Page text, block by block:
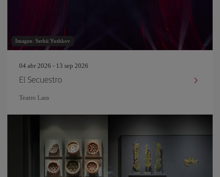
Imagen: Serhii Yushkov
04 abr 2026 - 13 sep 2026
El Secuestro
Teatro Lara